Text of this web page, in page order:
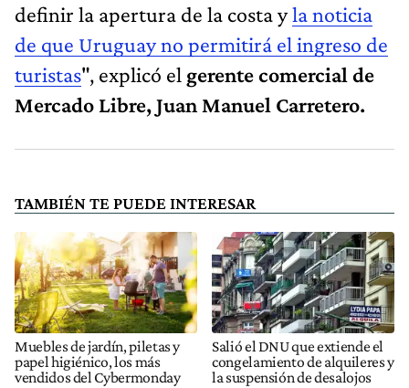
definir la apertura de la costa yla noticia
de que Uruguay no permitirá el ingreso de
turistas", explicó el gerente comercial de
Mercado Libre, Juan Manuel Carretero.
TAMBIÉN TE PUEDE INTERESAR
Muebles de jardín, piletas y
papel higiénico, los más
vendidos del Cybermonday
Salió el DNU que extiende el
congelamiento de alquileres y
la suspensión de desalojos